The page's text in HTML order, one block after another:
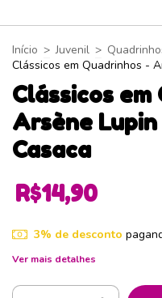
Início > Juvenil >
Clássicos em Quadrinhos -
Clássicos
Arsène
Casaca
R$14,90
3% de desconto
Ver mais detalhes